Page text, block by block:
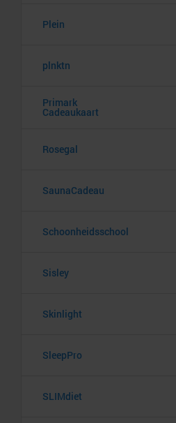
Plein
plnktn
Primark
Cadeaukaart
Rosegal
SaunaCadeau
Schoonheidsschool
Sisley
Skinlight
SleepPro
SLIMdiet